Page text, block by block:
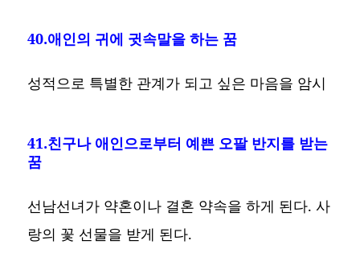
40.애인의 귀에 귓속말을 하는 꿈
성적으로 특별한 관계가 되고 싶은 마음을 암시
41.친구나 애인으로부터 예쁜 오팔 반지를 받는
꿈
선남선녀가 약혼이나 결혼 약속을 하게 된다. 사
랑의 꽃 선물을 받게 된다.